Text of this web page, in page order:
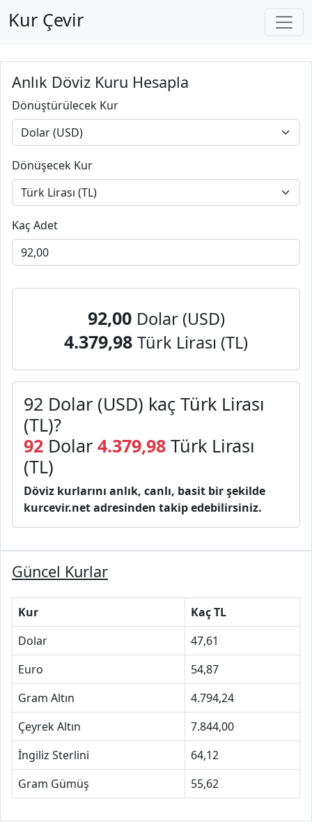
Kur Çevir
Anlık Döviz Kuru Hesapla
Dönüştürülecek Kur
Dönüşecek Kur
Kaç Adet
92,00 Dolar (USD)
4.379,98 Türk Lirası (TL)
92 Dolar (USD) kaç Türk Lirası
(TL)?
92 Dolar 4.379,98 Türk Lirası
(TL)
Döviz kurlarını anlık, canlı, basit bir şekilde
kurcevir.net adresinden takip edebilirsiniz.
Güncel Kurlar
Kur
Kaç TL
Dolar
47,61
Euro
54,87
Gram Altın
4.794,24
Çeyrek Altın
7.844,00
İngiliz Sterlini
64,12
Gram Gümüş
55,62